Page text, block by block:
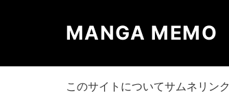
MANGA MEMO
このサイトについてサムネリンク